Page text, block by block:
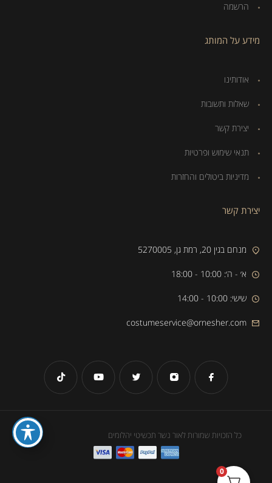
הרשמה
מידע על המותג
אודותינו
שאלות ותשובות
יצירת קשר
תנאי שימוש ופרטיות
מדיניות ביטולים והחזרות
יצירת קשר
מנחם בגין 20, רמת גן, 5270005
א׳ - ה׳: 10:00 - 18:00
שישי: 10:00 - 14:00
costumeservice@ornesher.com
כל הזכויות שמורות לאור נשר תכשיטי יהלומים
0